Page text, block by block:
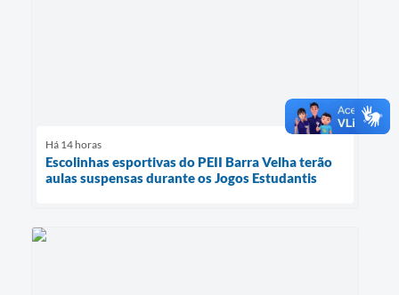
Há 14 horas
Escolinhas esportivas do PEII Barra Velha terão
aulas suspensas durante os Jogos Estudantis